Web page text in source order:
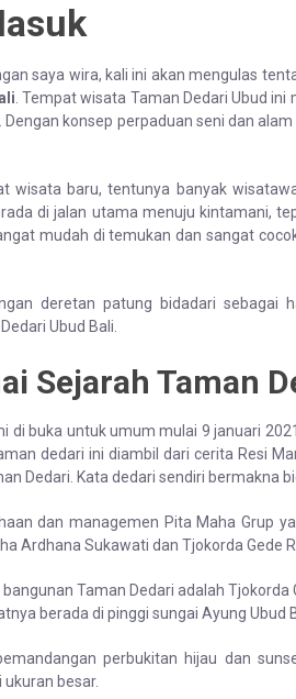
saya wira, kali ini akan mengulas
. Tempat wisata Taman Dedari Ubud
Dengan konsep perpaduan seni dan
wisata baru, tentunya banyak
di jalan utama menuju kintamani,
mudah di temukan dan sangat
deretan patung bidadari sebagai
Ubud Bali.
Sejarah Taman
di buka untuk umum mulai 9 januari
dedari ini diambil dari cerita Resi
Dedari. Kata dedari sendiri bermakna
dan managemen Pita Maha Grup
Ardhana Sukawati dan Tjokorda Gede
Taman Dedari adalah Tjokorda
berada di pinggi sungai Ayung Ubud
perbukitan hijau dan
besar.